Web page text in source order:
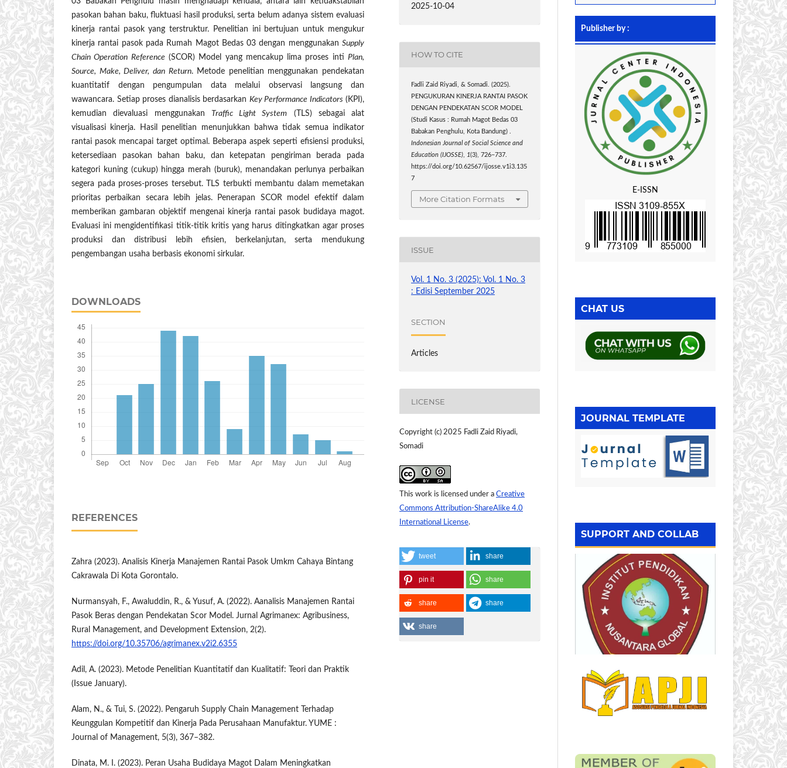
pasokan bahan baku, fluktuasi hasil produksi, serta belum adanya sistem evaluasi
kinerja rantai pasok yang terstruktur. Penelitian ini bertujuan untuk mengukur
kinerja rantai pasok pada Rumah Magot Bedas 03 dengan menggunakan Supply
Chain Operation Reference (SCOR) Model yang mencakup lima proses intiPlan,
Source, Make, Deliver, dan Return. Metode penelitian menggunakan pendekatan
kuantitatif dengan pengumpulan data melalui observasi langsung dan
wawancara. Setiap proses dianalisis berdasarkan Key Performance Indicators (KPI),
kemudian dievaluasi menggunakan
Traffic Light System (TLS) sebagai alat
visualisasi kinerja. Hasil penelitian menunjukkan bahwa tidak semua indikator
rantai pasok mencapai target optimal. Beberapa aspek seperti efisiensi produksi,
ketersediaan pasokan bahan baku, dan ketepatan pengiriman berada pada
kategori kuning (cukup) hingga merah (buruk), menandakan perlunya perbaikan
segera pada proses-proses tersebut. TLS terbukti membantu dalam memetakan
prioritas perbaikan secara lebih jelas. Penerapan SCOR model efektif dalam
memberikan gambaran objektif mengenai kinerja rantai pasok budidaya magot.
Evaluasi ini mengidentifikasi titik-titik kritis yang harus ditingkatkan agar proses
produksi dan distribusi lebih efisien, berkelanjutan, serta mendukung
pengembangan usaha berbasis ekonomi sirkular.
DOWNLOADS
REFERENCES
Zahra (2023). Analisis Kinerja Manajemen Rantai Pasok Umkm Cahaya Bintang
Cakrawala Di Kota Gorontalo.
Nurmansyah, F., Awaluddin, R., & Yusuf, A. (2022). Aanalisis Manajemen Rantai
Pasok Beras dengan Pendekatan Scor Model. Jurnal Agrimanex: Agribusiness,
Rural Management, and Development Extension, 2(2).
https://doi.org/10.35706/agrimanex.v2i2.6355
Adil, A. (2023). Metode Penelitian Kuantitatif dan Kualitatif: Teori dan Praktik
(Issue January).
Alam, N., & Tui, S. (2022). Pengaruh Supply Chain Management Terhadap
Keunggulan Kompetitif dan Kinerja Pada Perusahaan Manufaktur. YUME :
Journal of Management, 5(3), 367–382.
Dinata, M. I. (2023). Peran Usaha Budidaya Magot Dalam Meningkatkan
2025-10-04
HOW TO CITE
Fadli Zaid Riyadi, & Somadi. (2025).
PENGUKURAN KINERJA RANTAI PASOK
DENGAN PENDEKATAN SCOR MODEL
(Studi Kasus : Rumah Magot Bedas 03
Babakan Penghulu, Kota Bandung) .
Indonesian Journal of Social Science and
Education (IJOSSE)
1(3), 726–737.
https://doi.org/10.62567/ijosse.v1i3.135
7
More Citation Formats
ISSUE
Vol. 1 No. 3 (2025): Vol. 1 No. 3
: Edisi September 2025
SECTION
Articles
LICENSE
Copyright (c) 2025 Fadli Zaid Riyadi,
Somadi
This work is licensed under a Creative
Commons Attribution-ShareAlike 4.0
International License.
tweet share
pin it share
share share
share
Publisher by :
E-ISSN
CHAT US
JOURNAL TEMPLATE
SUPPORT AND COLLAB